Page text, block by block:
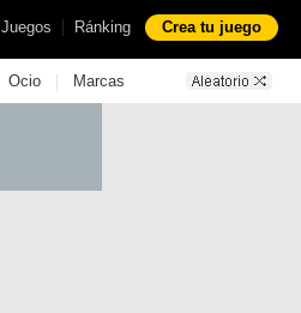
Juegos | Ránking Crea tu juego
Ocio | Marcas